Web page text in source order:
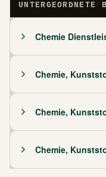
UNTERGEORDNETE
Chemie
Chemie,
Chemie,
Chemie,